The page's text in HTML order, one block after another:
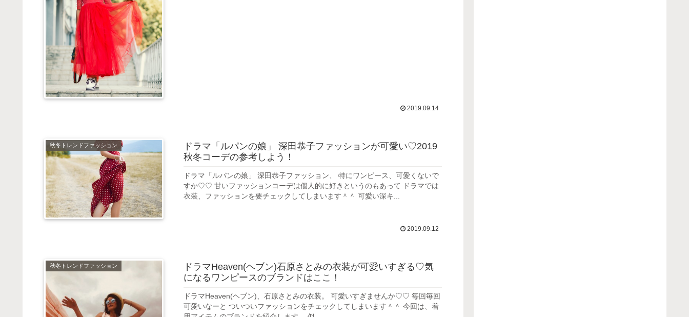
2019.09.14
秋冬トレンドファッション
ドラマ「ルパンの娘」 深田恭子ファッションが可愛い♡2019
秋冬コーデの参考しよう！
ドラマ「ルパンの娘」 深田恭子ファッション、 特にワンピース、可愛くないで
すか♡♡ 甘いファッションコーデは個人的に好きというのもあって ドラマでは
衣装、ファッションを要チェックしてしまいます＾＾ 可愛い深キ...
2019.09.12
秋冬トレンドファッション
ドラマHeaven(ヘブン)石原さとみの衣装が可愛いすぎる♡気
になるワンピースのブランドはここ！
ドラマHeaven(ヘブン)、石原さとみの衣装。 可愛いすぎませんか♡♡ 毎回毎回
可愛いなーと ついついファッションをチェックしてしまいます＾＾ 今回は、着